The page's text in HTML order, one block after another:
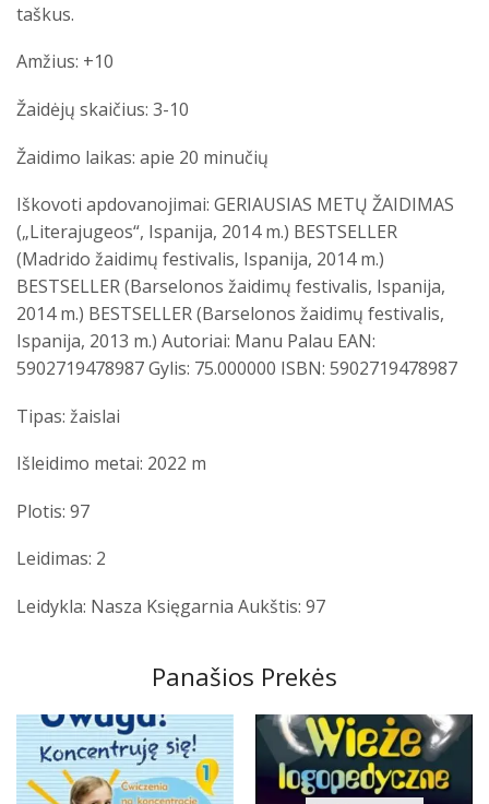
taškus.
Amžius: +10
Žaidėjų skaičius: 3-10
Žaidimo laikas: apie 20 minučių
Iškovoti apdovanojimai: GERIAUSIAS METŲ ŽAIDIMAS
(„Literajugeos“, Ispanija, 2014 m.) BESTSELLER
(Madrido žaidimų festivalis, Ispanija, 2014 m.)
BESTSELLER (Barselonos žaidimų festivalis, Ispanija,
2014 m.) BESTSELLER (Barselonos žaidimų festivalis,
Ispanija, 2013 m.) Autoriai: Manu Palau EAN:
5902719478987Gylis: 75.000000 ISBN: 5902719478987
Tipas: žaislai
Išleidimo metai: 2022 m
Plotis: 97
Leidimas: 2
Leidykla: Nasza Księgarnia Aukštis: 97
Panašios Prekės